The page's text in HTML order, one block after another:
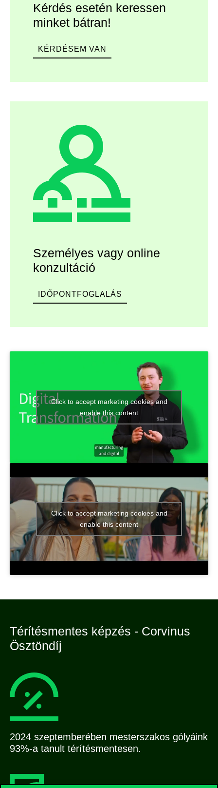
Kérdés esetén keressen
minket bátran!
KÉRDÉSEM VAN
Személyes vagy online
konzultáció
IDŐPONTFOGLALÁS
Click to accept marketing cookies and
enable this content
Click to accept marketing cookies and
enable this content
Térítésmentes képzés - Corvinus
Ösztöndíj
2024 szeptemberében mesterszakos gólyáink
93%-a tanult térítésmentesen.